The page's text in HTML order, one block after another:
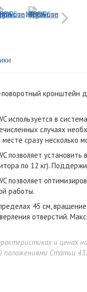
используется в
случаях
сразу несколько
позволяет
по 12 кг).
позволяет
работы.
45 см,
отверстий.
и ценах
Статьи